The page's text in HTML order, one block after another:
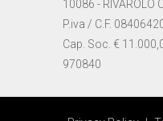
10086 - RIVAROLO
P.iva / C.F.
Cap. Soc. €
970840